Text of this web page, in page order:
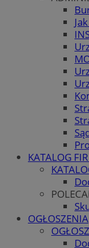
KATALOG
OGŁOSZENIA